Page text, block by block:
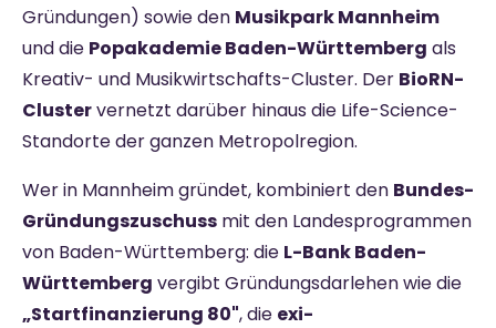
Gründungen) sowie den Musikpark Mannheim
und die Popakademie Baden-Württemberg als
Kreativ- und Musikwirtschafts-Cluster. Der BioRN-
Clustervernetzt darüber hinaus die Life-Science-
Standorte der ganzen Metropolregion.
Wer in Mannheim gründet, kombiniert den Bundes-
Gründungszuschuss mit den Landesprogrammen
von Baden-Württemberg: die L-Bank Baden-
Württemberg vergibt Gründungsdarlehen wie die
„Startfinanzierung 80", die exi-